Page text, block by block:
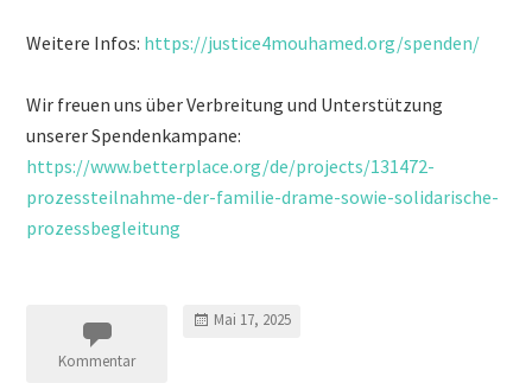
Weitere Infos: https://justice4mouhamed.org/spenden/
Wir freuen uns über Verbreitung und Unterstützung
unserer Spendenkampane:
https://www.betterplace.org/de/projects/131472-
prozessteilnahme-der-familie-drame-sowie-solidarische-
prozessbegleitung
Kommentar
Mai 17, 2025